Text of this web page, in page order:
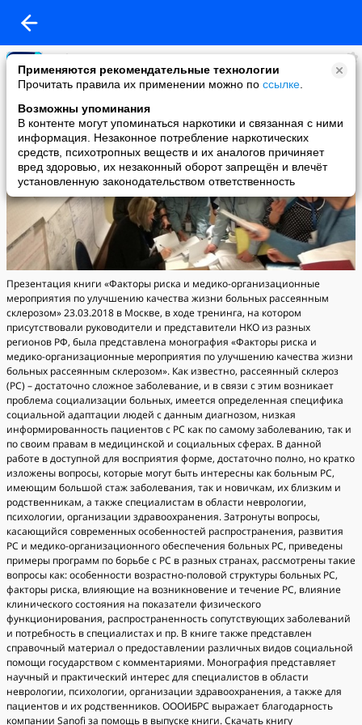
Применяются рекомендательные технологии
Прочитать правила их применении можно по ссылке
Возможны упоминания
В контенте могут упоминаться наркотики и связанная с ними
информация. Незаконное потребление наркотических
средств, психотропных веществ и их аналогов причиняет
вред здоровью, их незаконный оборот запрещён и влечёт
установленную законодательством ответственность
Информация
added a photo
08 Apr в 17:52
Презентация книги «Факторы риска и медико-организационные
мероприятия по улучшению качества жизни больных рассеянным
склерозом» 23.03.2018 в Москве, в ходе тренинга, на котором
присутствовали руководители и представители НКО из разных
регионов РФ, была представлена монография «Факторы риска и
медико-организационные мероприятия по улучшению качества жизни
больных рассеянным склерозом». Как известно, рассеянный склероз
(РС) – достаточно сложное заболевание, и в связи с этим возникает
проблема социализации больных, имеется определенная специфика
социальной адаптации людей с данным диагнозом, низкая
информированность пациентов с РС как по самому заболеванию, так и
по своим правам в медицинской и социальных сферах. В данной
работе в доступной для восприятия форме, достаточно полно, но кратко
изложены вопросы, которые могут быть интересны как больным РС,
имеющим большой стаж заболевания, так и новичкам, их близким и
родственникам, а также специалистам в области неврологии,
психологии, организации здравоохранения. Затронуты вопросы,
касающийся современных особенностей распространения, развития
РС и медико-организационного обеспечения больных РС, приведены
примеры программ по борьбе с РС в разных странах, рассмотрены такие
вопросы как: особенности возрастно-половой структуры больных РС,
факторы риска, влияющие на возникновение и течение РС, влияние
клинического состояния на показатели физического
функционирования, распространенность сопутствующих заболеваний
и потребность в специалистах и пр. В книге также представлен
справочный материал о предоставлении различных видов социальной
помощи государством с комментариями. Монография представляет
научный и практический интерес для специалистов в области
неврологии, психологии, организации здравоохранения, а также для
пациентов и их родственников. ОООИБРС выражает благодарность
компании Sanofi за помощь в выпуске книги. Скачать книгу